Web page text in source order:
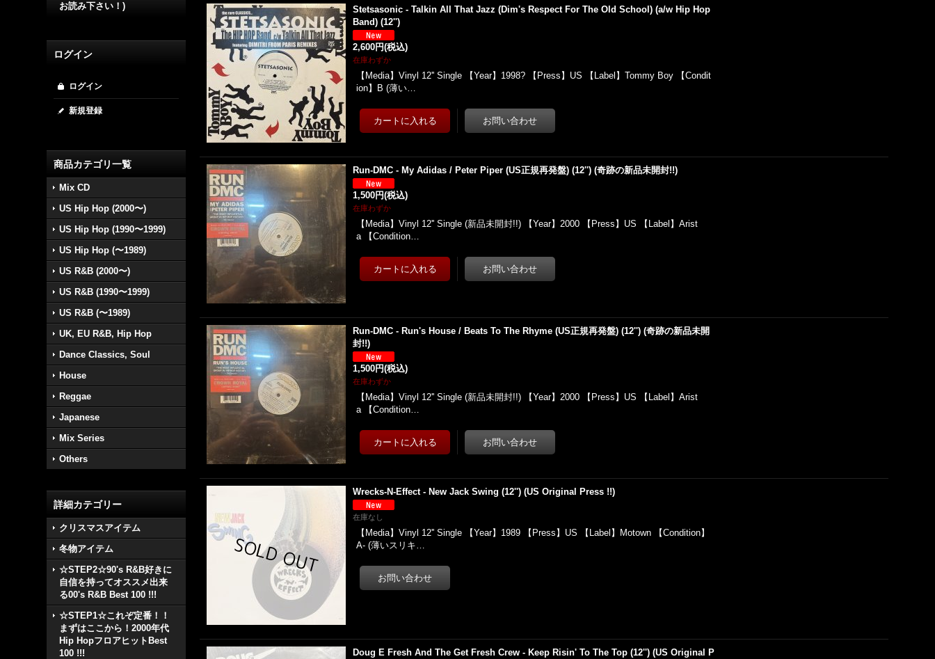
お読み下さい！)
ログイン
ログイン
新規登録
商品カテゴリ一覧
Mix CD
US Hip Hop (2000〜)
US Hip Hop (1990〜1999)
US Hip Hop (〜1989)
US R&B (2000〜)
US R&B (1990〜1999)
US R&B (〜1989)
UK, EU R&B, Hip Hop
Dance Classics, Soul
House
Reggae
Japanese
Mix Series
Others
詳細カテゴリー
クリスマスアイテム
冬物アイテム
☆STEP2☆90's R&B好きに
自信を持ってオススメ出来
る00's R&B Best 100 !!!
☆STEP1☆これぞ定番！！
まずはここから！2000年代
Hip HopフロアヒットBest
100 !!!
Stetsasonic - Talkin All That Jazz (Dim's Respect For The Old School) (a/w Hip Hop
Band) (12'')
2,600円(税込)
在庫わずか
【Media】Vinyl 12'' Single 【Year】1998? 【Press】US 【Label】Tommy Boy 【Condit
ion】B (薄い…
Run-DMC - My Adidas / Peter Piper (US正規再発盤) (12'') (奇跡の新品未開封!!)
1,500円(税込)
在庫わずか
【Media】Vinyl 12'' Single (新品未開封!!) 【Year】2000 【Press】US 【Label】Arist
a 【Condition…
Run-DMC - Run's House / Beats To The Rhyme (US正規再発盤) (12'') (奇跡の新品未開
封!!)
1,500円(税込)
在庫わずか
【Media】Vinyl 12'' Single (新品未開封!!) 【Year】2000 【Press】US 【Label】Arist
a 【Condition…
Wrecks-N-Effect - New Jack Swing (12'') (US Original Press !!)
在庫なし
【Media】Vinyl 12'' Single 【Year】1989 【Press】US 【Label】Motown 【Condition】
A- (薄いスリキ…
Doug E Fresh And The Get Fresh Crew - Keep Risin' To The Top (12'') (US Original P